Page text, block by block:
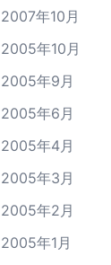
2007年10月
2005年10月
2005年9月
2005年6月
2005年4月
2005年3月
2005年2月
2005年1月